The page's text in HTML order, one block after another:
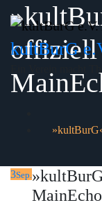
content
kultBurG
offiziell
3Sep.